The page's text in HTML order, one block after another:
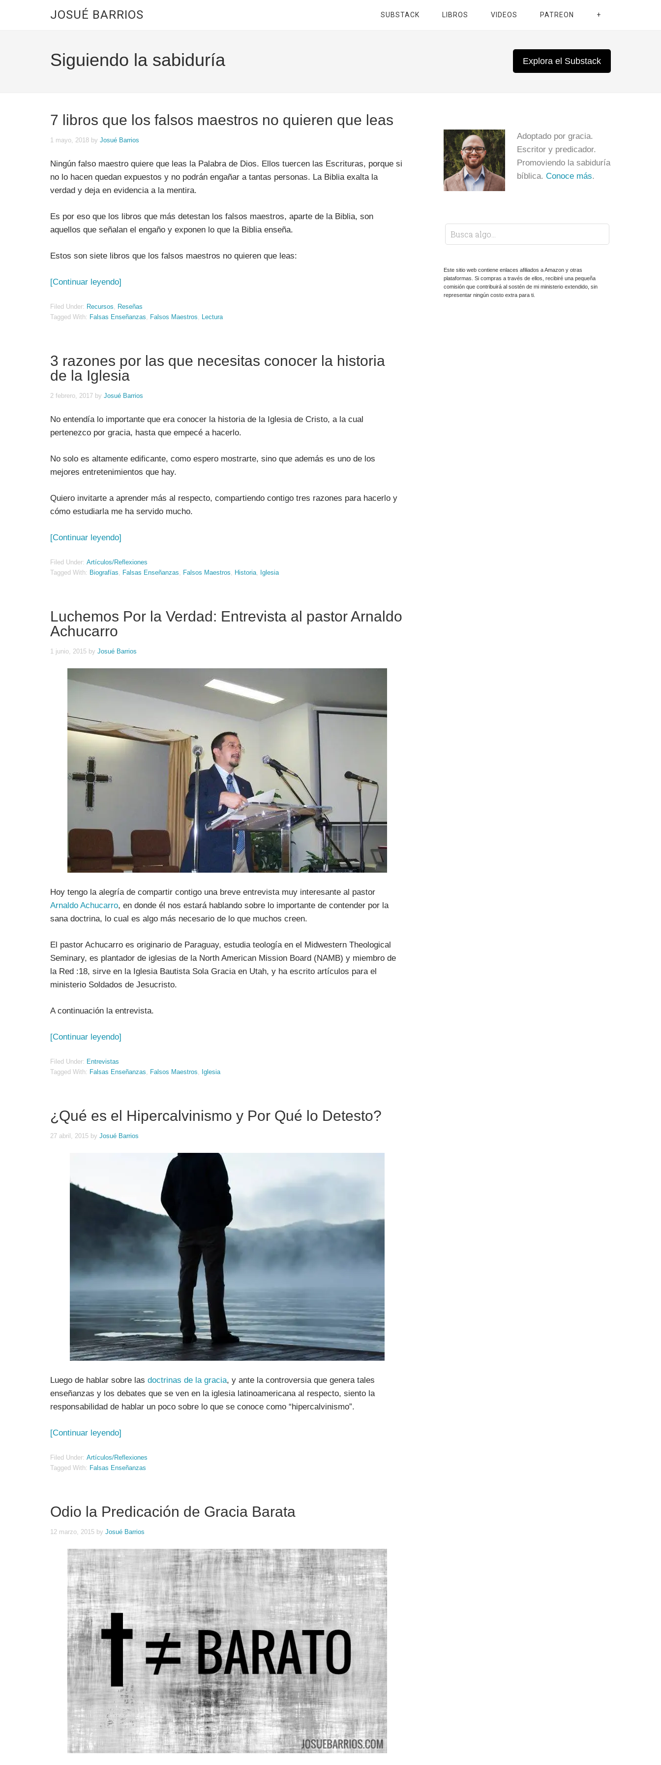
JOSUÉ BARRIOS SUBSTACK LIBROS VIDEOS PATREON +
Siguiendo la sabiduría Explora el Substack
7 libros que los falsos maestros no quieren que leas
1 mayo, 2018 by Josué Barrios
Ningún falso maestro quiere que leas la Palabra de Dios. Ellos tuercen las Escrituras, porque si
no lo hacen quedan expuestos y no podrán engañar a tantas personas. La Biblia exalta la
verdad y deja en evidencia a la mentira.
Es por eso que los libros que más detestan los falsos maestros, aparte de la Biblia, son
aquellos que señalan el engaño y exponen lo que la Biblia enseña.
Estos son siete libros que los falsos maestros no quieren que leas:
[Continuar leyendo]
Filed Under: Recursos, Reseñas
Tagged With: Falsas Enseñanzas, Falsos Maestros, Lectura
3 razones por las que necesitas conocer la historia
de la Iglesia
2 febrero, 2017 by Josué Barrios
No entendía lo importante que era conocer la historia de la Iglesia de Cristo, a la cual
pertenezco por gracia, hasta que empecé a hacerlo.
No solo es altamente edificante, como espero mostrarte, sino que además es uno de los
mejores entretenimientos que hay.
Quiero invitarte a aprender más al respecto, compartiendo contigo tres razones para hacerlo y
cómo estudiarla me ha servido mucho.
[Continuar leyendo]
Filed Under: Artículos/Reflexiones
Tagged With: Biografías, Falsas Enseñanzas, Falsos Maestros, Historia, Iglesia
Luchemos Por la Verdad: Entrevista al pastor Arnaldo
Achucarro
1 junio, 2015 by Josué Barrios
Hoy tengo la alegría de compartir contigo una breve entrevista muy interesante al pastor
Arnaldo Achucarro, en donde él nos estará hablando sobre lo importante de contender por la
sana doctrina, lo cual es algo más necesario de lo que muchos creen.
El pastor Achucarro es originario de Paraguay, estudia teología en el Midwestern Theological
Seminary, es plantador de iglesias de la North American Mission Board (NAMB) y miembro de
la Red :18, sirve en la Iglesia Bautista Sola Gracia en Utah, y ha escrito artículos para el
ministerio Soldados de Jesucristo.
A continuación la entrevista.
[Continuar leyendo]
Filed Under: Entrevistas
Tagged With: Falsas Enseñanzas, Falsos Maestros, Iglesia
¿Qué es el Hipercalvinismo y Por Qué lo Detesto?
27 abril, 2015 by Josué Barrios
Luego de hablar sobre las doctrinas de la gracia, y ante la controversia que genera tales
enseñanzas y los debates que se ven en la iglesia latinoamericana al respecto, siento la
responsabilidad de hablar un poco sobre lo que se conoce como “hipercalvinismo”.
[Continuar leyendo]
Filed Under: Artículos/Reflexiones
Tagged With: Falsas Enseñanzas
Odio la Predicación de Gracia Barata
12 marzo, 2015 by Josué Barrios
Adoptado por gracia.
Escritor y predicador.
Promoviendo la sabiduría
bíblica. Conoce más.
Este sitio web contiene enlaces afiliados a Amazon y otras
plataformas. Si compras a través de ellos, recibiré una pequeña
comisión que contribuirá al sostén de mi ministerio extendido, sin
representar ningún costo extra para ti.